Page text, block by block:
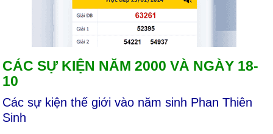
CÁC SỰ KIỆN NĂM 2000 VÀ NGÀY 18-
10
Các sự kiện thế giới vào năm sinh Phan Thiên
Sinh